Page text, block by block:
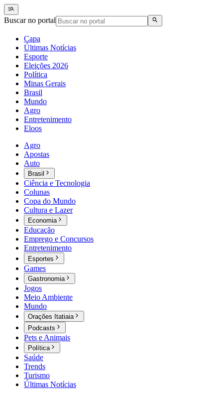
Buscar no portal
Capa
Últimas Notícias
Esporte
Eleições 2026
Política
Minas Gerais
Brasil
Mundo
Agro
Entretenimento
Eloos
Agro
Apostas
Auto
Brasil
Ciência e Tecnologia
Colunas
Copa do Mundo
Cultura e Lazer
Economia
Educação
Emprego e Concursos
Entretenimento
Esportes
Games
Gastronomia
Jogos
Meio Ambiente
Mundo
Orações Itatiaia
Podcasts
Pets e Animais
Política
Saúde
Trends
Turismo
Últimas Notícias